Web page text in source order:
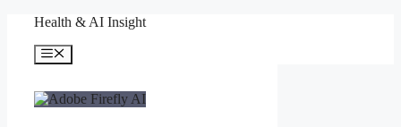
Health & AI Insight
메